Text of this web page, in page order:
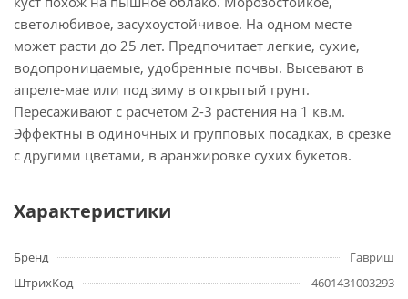
светолюбивое, засухоустойчивое. На одном месте
может расти до 25 лет. Предпочитает легкие, сухие,
водопроницаемые, удобренные почвы. Высевают в
апреле-мае или под зиму в открытый грунт.
Пересаживают с расчетом 2-3 растения на 1 кв.м.
Эффектны в одиночных и групповых посадках, в срезке
с другими цветами, в аранжировке сухих букетов.
Характеристики
Бренд
Гавриш
ШтрихКод
4601431003293